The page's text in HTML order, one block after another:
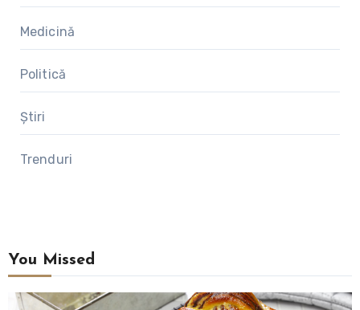
Medicină
Politică
Știri
Trenduri
You Missed